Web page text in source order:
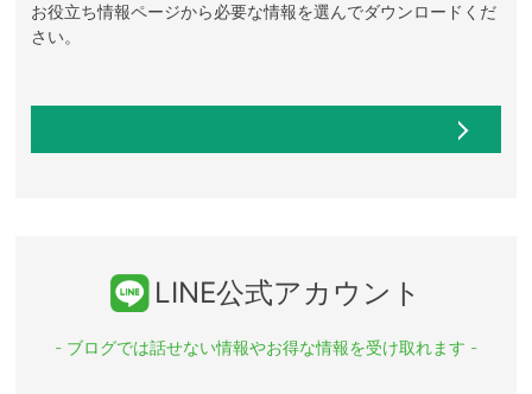
お役立ち情報ページから必要な情報を選んでダウンロードくだ
さい。
LINE公式アカウント
- ブログでは話せない情報やお得な情報を受け取れます -